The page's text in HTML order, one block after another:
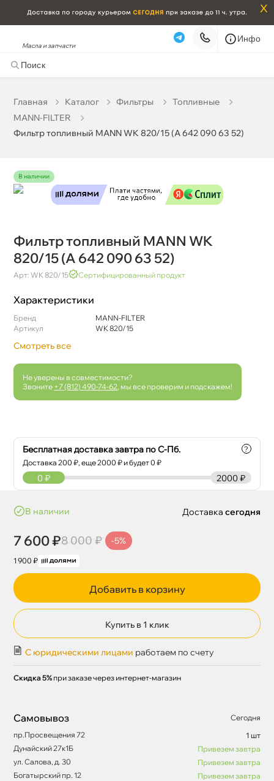
x
Масла и запчасти
Инфо
Главная Катало Фильтры
Топливные
MANN-FILTER
Фильтр топливный MANN WK 820/15 (A 642 090 63 52)
наличии
Фильтр топливный MANN WK
820/15 (A 642 090 63 52)
Арт: WK 820/15 Сертифицированный продукт
Характеристики
Бренд
MANN-FILTER
Артикул
WK 820/15
Смотреть все
Не уверены в совместимости?
Звоните +7 (812) 490-74-62 , мы все проверим и подскажем!
Бесплатная доставка завтра по С-Пб.
Доставка200 ₽, еще2000 ₽ и будет 0 ₽
?
2000 ₽
0 ₽
наличии
7 600 ₽8 000 ₽ -5%
1 900 ₽
Доставка сегодня
Добавить в корзину
Купить в 1 клик
С юридическими лицами работаем по счету
Скидка 5% при заказе через интернет-магазин
Самовывоз
Сегодня
пр.Просвещения 72
1 шт
Дунайский 27к1Б
Привезем завтра
ул. Салова, д. 30
Привезем завтра
Богатырский пр. 12
Привезем завтра
Бесплатная Сегодня, 06.08 (при заказе от 2000₽)
Самовывоз
Карта Список